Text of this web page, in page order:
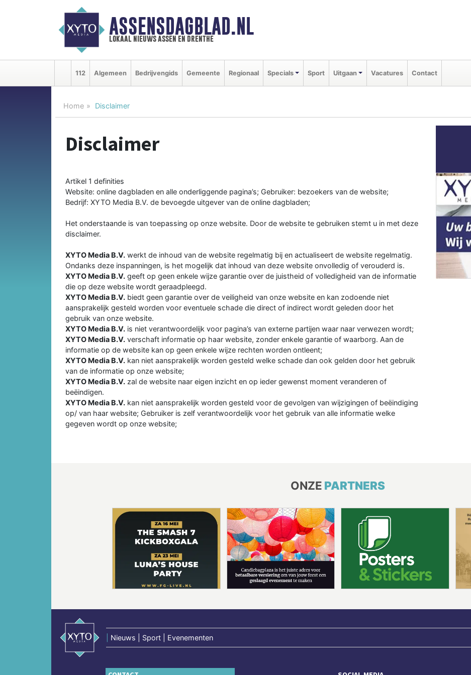
ASSENSDAGBLAD.NL
lokaal nieuws assen en drenthe
112 Algemeen Bedrijvengids Gemeente Regionaal Specials Sport Uitgaan Vacatures Contact
Home Disclaimer
Disclaimer
Artikel 1 definities
Website: online dagbladen en alle onderliggende pagina’s; Gebruiker: bezoekers van de website;
Bedrijf: XYTO Media B.V. de bevoegde uitgever van de online dagbladen;
Het onderstaande is van toepassing op onze website. Door de website te gebruiken stemt u in met deze
disclaimer.
XYTO Media B.V. werkt de inhoud van de website regelmatig bij en actualiseert de website regelmatig.
Ondanks deze inspanningen, is het mogelijk dat inhoud van deze website onvolledig of verouderd is.
XYTO Media B.V. geeft op geen enkele wijze garantie over de juistheid of volledigheid van de informatie
die op deze website wordt geraadpleegd.
XYTO Media B.V. biedt geen garantie over de veiligheid van onze website en kan zodoende niet
aansprakelijk gesteld worden voor eventuele schade die direct of indirect wordt geleden door het
gebruik van onze website.
XYTO Media B.V. is niet verantwoordelijk voor pagina’s van externe partijen waar naar verwezen wordt;
XYTO Media B.V. verschaft informatie op haar website, zonder enkele garantie of waarborg. Aan de
informatie op de website kan op geen enkele wijze rechten worden ontleent;
XYTO Media B.V. kan niet aansprakelijk worden gesteld welke schade dan ook gelden door het gebruik
van de informatie op onze website;
XYTO Media B.V. zal de website naar eigen inzicht en op ieder gewenst moment veranderen of
beëindigen.
XYTO Media B.V. kan niet aansprakelijk worden gesteld voor de gevolgen van wijzigingen of beëindiging
op/ van haar website; Gebruiker is zelf verantwoordelijk voor het gebruik van alle informatie welke
gegeven wordt op onze website;
ONZE PARTNERS
Nieuws | Sport | Evenementen